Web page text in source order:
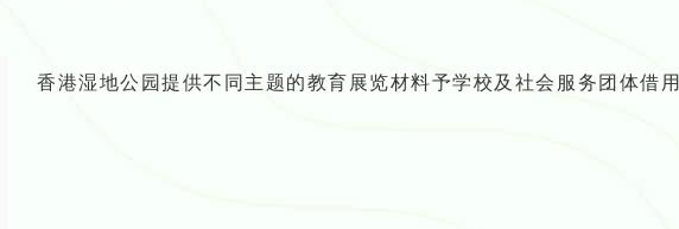
香港湿地公园提供不同主题的教育展览材料予学校及社会服务团体借用